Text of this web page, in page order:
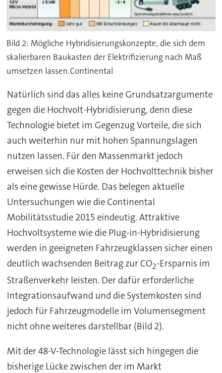
Bild 2: Mögliche Hybridisierungskonzepte, die sich dem
skalierbaren Baukasten der Elektrifizierung nach Maß
umsetzen lassen.Continental
Natürlich sind das alles keine Grundsatzargumente
gegen die Hochvolt-Hybridisierung, denn diese
Technologie bietet im Gegenzug Vorteile, die sich
auch weiterhin nur mit hohen Spannungslagen
nutzen lassen. Für den Massenmarkt jedoch
erweisen sich die Kosten der Hochvolttechnik bisher
als eine gewisse Hürde. Das belegen aktuelle
Untersuchungen wie die Continental
Mobilitätsstudie 2015 eindeutig. Attraktive
Hochvoltsysteme wie die Plug-in-Hybridisierung
werden in geeigneten Fahrzeugklassen sicher einen
deutlich wachsenden Beitrag zur CO2-Ersparnis im
Straßenverkehr leisten. Der dafür erforderliche
Integrationsaufwand und die Systemkosten sind
jedoch für Fahrzeugmodelle im Volumensegment
nicht ohne weiteres darstellbar (Bild 2).
Mit der 48-V-Technologie lässt sich hingegen die
bisherige Lücke zwischen der im Markt